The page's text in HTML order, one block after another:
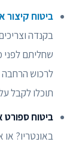
ביטוח קיצור
בקנדה
שחליתם לפני
לרכוש הרחבה
תוכלו לקבל
ביטוח
באונטריו?